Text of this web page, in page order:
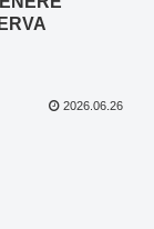
2026.06.26